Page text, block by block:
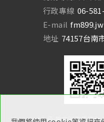
行政專線 06-
E-mail
地址 74157台南
Copyright © 曾文溪廣播電台